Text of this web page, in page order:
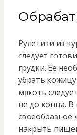
Рулетики из
следует
грудки. Ее
убрать
мякоть
не до конца.
своеобразное
накрыть